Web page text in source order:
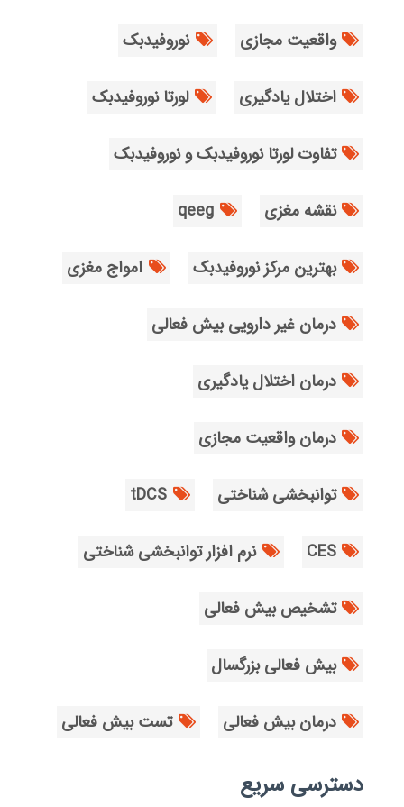
واقعیت مجازی نوروفیدبک
اختلال یادگیری لورتا نوروفیدبک
تفاوت لورتا نوروفیدبک و نوروفیدبک
نقشه مغزی qeeg
بهترین مرکز نوروفیدبک امواج مغزی
درمان غیر دارویی بیش فعالی
درمان اختلال یادگیری
درمان واقعیت مجازی
توانبخشی شناختی tDCS
CES نرم افزار توانبخشی شناختی
تشخیص بیش فعالی
بیش فعالی بزرگسال
درمان بیش فعالی تست بیش فعالی
دسترسی سریع